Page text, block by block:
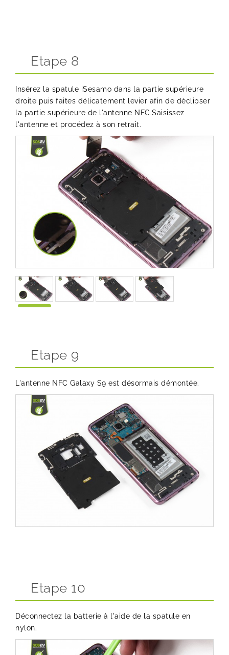
Etape 8
Insérez la spatule iSesamo dans la partie supérieure
droite puis faites délicatement levier afin de déclipser
la partie supérieure de l'antenne NFC.Saisissez
l'antenne et procédez à son retrait.
Etape 9
L'antenne NFC Galaxy S9 est désormais démontée.
Etape 10
Déconnectez la batterie à l'aide de la spatule en
nylon.